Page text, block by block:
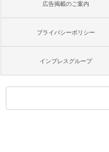
広告掲載のご案内
プライバシーポリシー
インプレスグループ